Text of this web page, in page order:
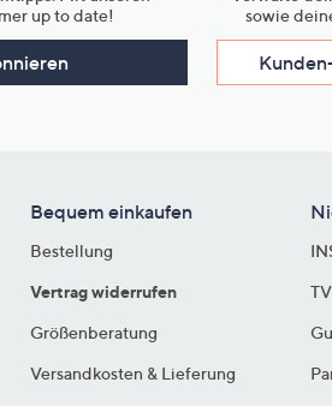
up to date!
sowie
Bequem einkaufen
Bestellung
Vertrag widerrufen
Größenberatung
Versandkosten & Lieferung